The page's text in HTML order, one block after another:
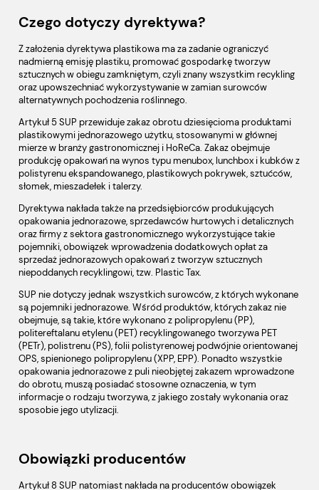
Czego dotyczy dyrektywa?
Z założenia dyrektywa plastikowa ma za zadanie ograniczyć
nadmierną emisję plastiku, promować gospodarkę tworzyw
sztucznych w obiegu zamkniętym, czyli znany wszystkim recykling
oraz upowszechniać wykorzystywanie w zamian surowców
alternatywnych pochodzenia roślinnego.
Artykuł 5 SUP przewiduje zakaz obrotu dziesięcioma produktami
plastikowymi jednorazowego użytku, stosowanymi w głównej
mierze w branży gastronomicznej i HoReCa. Zakaz obejmuje
produkcję opakowań na wynos typu menubox, lunchbox i kubków z
polistyrenu ekspandowanego, plastikowych pokrywek, sztućców,
słomek, mieszadełek i talerzy.
Dyrektywa nakłada także na przedsiębiorców produkujących
opakowania jednorazowe, sprzedawców hurtowych i detalicznych
oraz firmy z sektora gastronomicznego wykorzystujące takie
pojemniki, obowiązek wprowadzenia dodatkowych opłat za
sprzedaż jednorazowych opakowań z tworzyw sztucznych
niepoddanych recyklingowi, tzw. Plastic Tax.
SUP nie dotyczy jednak wszystkich surowców, z których wykonane
są pojemniki jednorazowe. Wśród produktów, których zakaz nie
obejmuje, są takie, które wykonano z polipropylenu (PP),
politereftalanu etylenu (PET) recyklingowanego tworzywa PET
(PETr), polistrenu (PS), folii polistyrenowej podwójnie orientowanej
OPS, spienionego polipropylenu (XPP, EPP). Ponadto wszystkie
opakowania jednorazowe z puli nieobjętej zakazem wprowadzone
do obrotu, muszą posiadać stosowne oznaczenia, w tym
informacje o rodzaju tworzywa, z jakiego zostały wykonania oraz
sposobie jego utylizacji.
Obowiązki producentów
Artykuł 8 SUP natomiast nakłada na producentów obowiązek